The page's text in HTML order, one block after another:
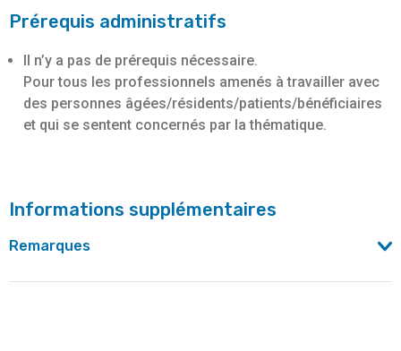
Prérequis administratifs
Il n’y a pas de prérequis nécessaire.
Pour tous les professionnels amenés à travailler avec
des personnes âgées/résidents/patients/bénéficiaires
et qui se sentent concernés par la thématique.
Informations supplémentaires
Remarques